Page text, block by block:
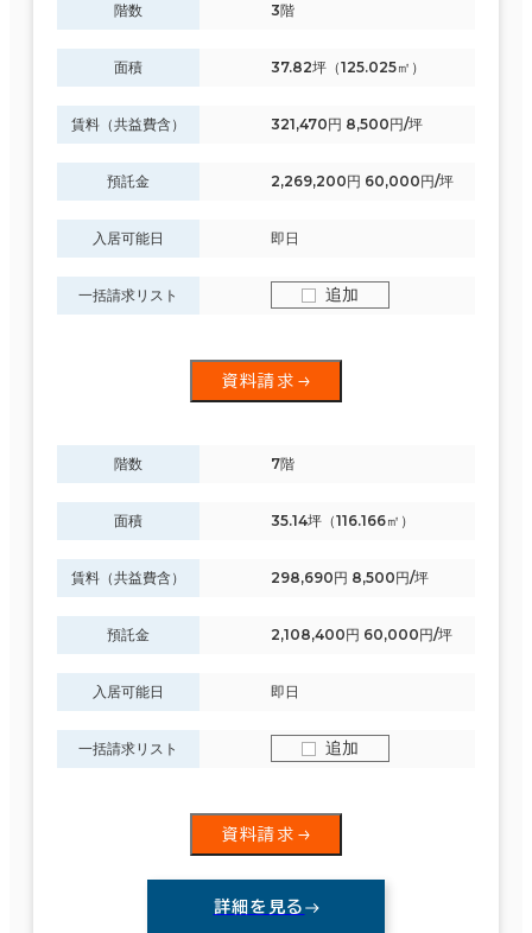
階数 3階
面積 37.82坪（125.025㎡）
賃料（共益費含） 321,470円 8,500円/坪
預託金 2,269,200円 60,000円/坪
入居可能日 即日
一括請求リスト 追加
資料請求
階数 7階
面積 35.14坪（116.166㎡）
賃料（共益費含） 298,690円 8,500円/坪
預託金 2,108,400円 60,000円/坪
入居可能日 即日
一括請求リスト 追加
資料請求
詳細を見る